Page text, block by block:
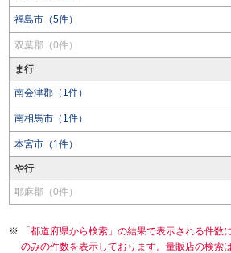
福島市（5件）
双葉郡（0件）
ま行
南会津郡（1件）
南相馬市（1件）
本宮市（1件）
や行
耶麻郡（0件）
「都道府県から検索」の結果で表示される件数
のみの件数を表示しております。量販店の検索